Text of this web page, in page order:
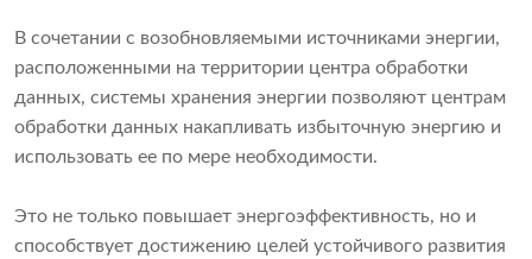
В сочетании с возобновляемыми источниками энергии,
расположенными на территории центра обработки
данных, системы хранения энергии позволяют центрам
обработки данных накапливать избыточную энергию и
использовать ее по мере необходимости.
Это не только повышает энергоэффективность, но и
способствует достижению целей устойчивого развития